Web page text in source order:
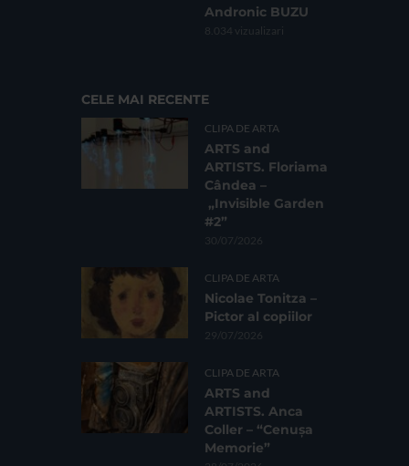
Andronic BUZU
8.034 vizualizari
CELE MAI RECENTE
CLIPA DE ARTA
ARTS and
ARTISTS. Floriama
Cândea –
„Invisible Garden
#2”
30/07/2026
CLIPA DE ARTA
Nicolae Tonitza –
Pictor al copiilor
29/07/2026
CLIPA DE ARTA
ARTS and
ARTISTS. Anca
Coller – “Cenușa
Memorie”